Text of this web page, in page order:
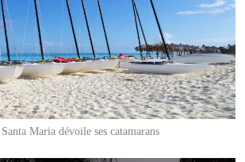
Maria dévoile ses catamarans